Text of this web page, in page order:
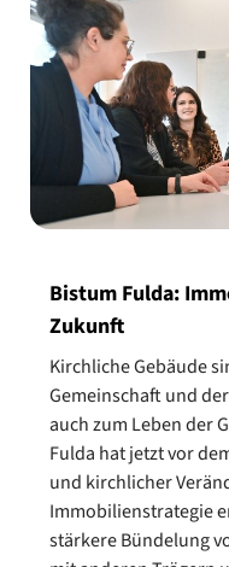
Bistum Fulda:
Zukunft
Kirchliche Gebäude
Gemeinschaft und
auch zum Leben der
Fulda hat jetzt vor
und kirchlicher
Immobilienstrategie
stärkere Bündelung